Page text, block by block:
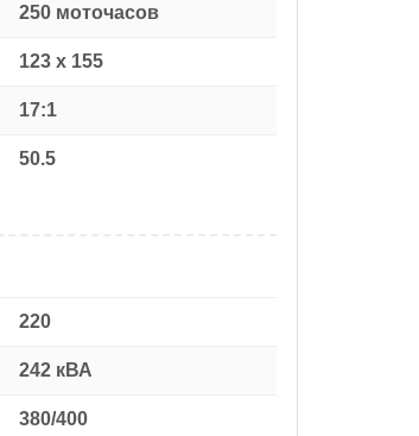
250 моточасов
123 x 155
17:1
50.5
220
242 кВА
380/400